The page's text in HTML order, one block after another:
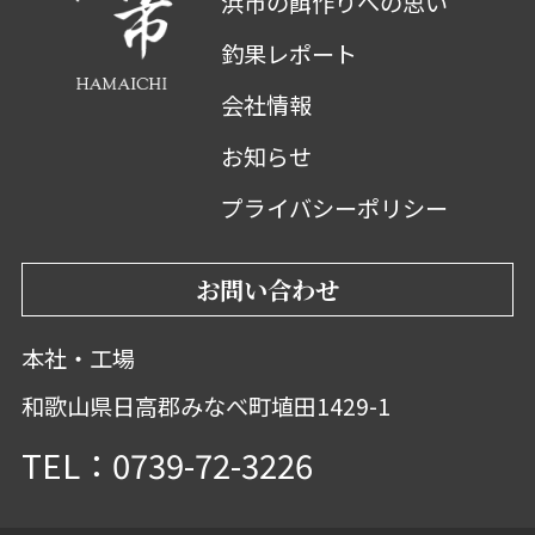
釣果レポート
会社情報
お知らせ
プライバシーポリシー
お問い合わせ
本社・工場
和歌山県日高郡みなべ町埴田1429-1
TEL：0739-72-3226